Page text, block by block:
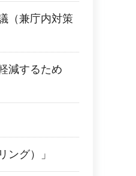
（兼庁内対策
減するため
ング）」